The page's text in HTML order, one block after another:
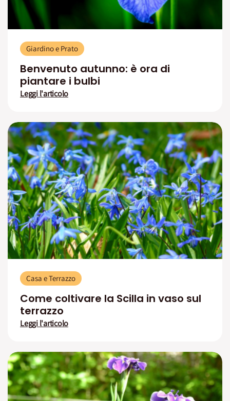
Giardino e Prato
Benvenuto autunno: è ora di
piantare i bulbi
Leggi l'articolo
Casa e Terrazzo
Come coltivare la Scilla in vaso sul
terrazzo
Leggi l'articolo